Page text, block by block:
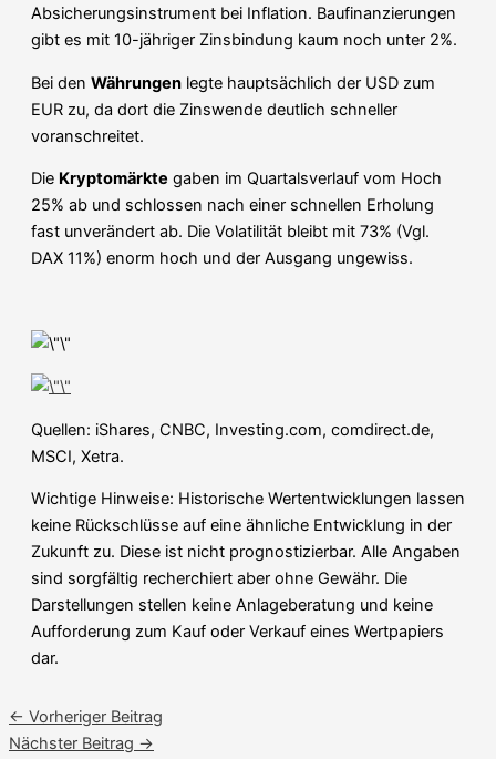
Absicherungsinstrument bei Inflation. Baufinanzierungen
gibt es mit 10-jähriger Zinsbindung kaum noch unter 2%.
Bei den Währungen legte hauptsächlich der USD zum
EUR zu, da dort die Zinswende deutlich schneller
voranschreitet.
Die Kryptomärkte gaben im Quartalsverlauf vom Hoch
25% ab und schlossen nach einer schnellen Erholung
fast unverändert ab. Die Volatilität bleibt mit 73% (Vgl.
DAX 11%) enorm hoch und der Ausgang ungewiss.
Quellen: iShares, CNBC, Investing.com, comdirect.de,
MSCI, Xetra.
Wichtige Hinweise: Historische Wertentwicklungen lassen
keine Rückschlüsse auf eine ähnliche Entwicklung in der
Zukunft zu. Diese ist nicht prognostizierbar. Alle Angaben
sind sorgfältig recherchiert aber ohne Gewähr. Die
Darstellungen stellen keine Anlageberatung und keine
Aufforderung zum Kauf oder Verkauf eines Wertpapiers
dar.
← Vorheriger Beitrag
Nächster Beitrag →